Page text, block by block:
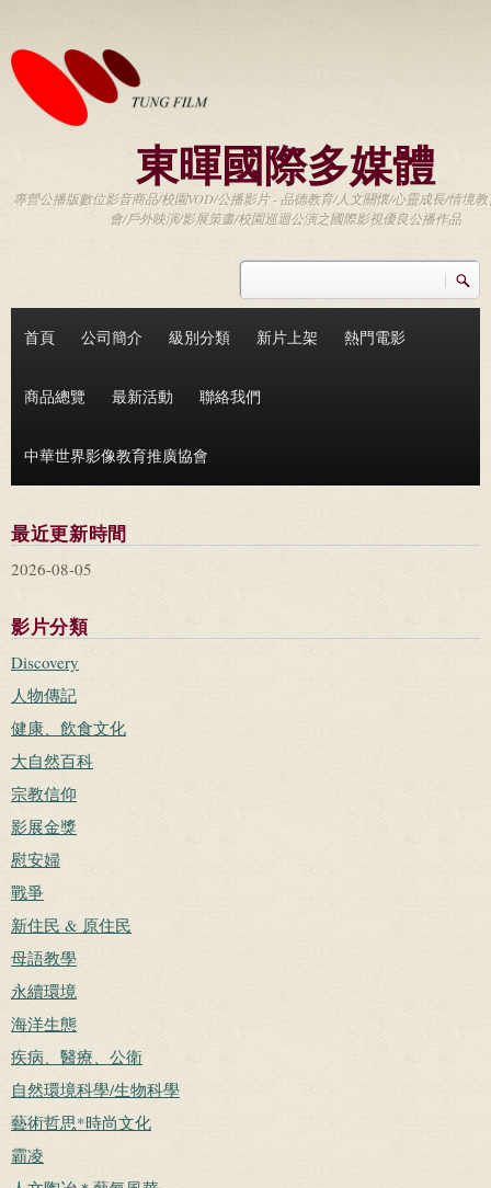
東暉國際多媒體
專營公播版數位影音商品/校園VOD/公播影片 - 品德教育/人文關懷/心靈成長/情境
會/戶外映演/影展策畫/校園巡迴公演之國際影視優良公播作品
搜尋
首頁 公司簡介 級別分類 新片上架 熱門電影
商品總覽 最新活動 聯絡我們
中華世界影像教育推廣協會
最近更新時間
2026-08-05
影片分類
Discovery
人物傳記
健康、飲食文化
大自然百科
宗教信仰
影展金獎
慰安婦
戰爭
新住民 & 原住民
母語教學
永續環境
海洋生態
疾病、醫療、公衛
自然環境科學/生物科學
藝術哲思*時尚文化
霸凌